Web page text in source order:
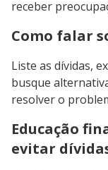
receber
Como falar
Liste as dívidas,
busque
resolver o
Educação
evitar